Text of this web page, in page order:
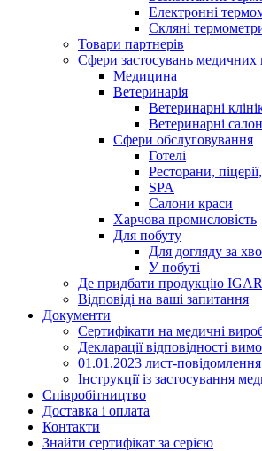
Електронні
Скляні
Товари партнерів
Сфери застосувань медичних
Медицина
Ветеринарiя
Ветеринарнi
Ветеринарнi
Сфери обслуговування
Готелі
Ресторани,
SPA
Салони краси
Харчова промисловість
Для побуту
Для догляду за
У побутi
Де придбати продукцію IGAR
Вiдповiдi на вашi запитання
Документи
Сертифікати на медичні
Декларації відповідності
01.01.2023 лист-
Інструкції із застосування
Співробітництво
Доставка і оплата
Контакти
Знайти сертифікат за серією